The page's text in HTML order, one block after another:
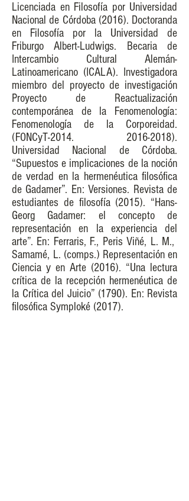
Licenciada en Filosofía por Universidad
Nacional de Córdoba (2016). Doctoranda
en Filosofía por la Universidad de
Friburgo Albert-Ludwigs. Becaria de
Intercambio Cultural Alemán-
Latinoamericano (ICALA). Investigadora
miembro del proyecto de investigación
Proyecto de Reactualización
contemporánea de la Fenomenología:
Fenomenología de la Corporeidad.
(FONCyT-2014. 2016-2018).
Universidad Nacional de Córdoba.
“Supuestos e implicaciones de la noción
de verdad en la hermenéutica filosófica
de Gadamer”. En: Versiones. Revista de
estudiantes de filosofía (2015). “Hans-
Georg Gadamer: el concepto de
representación en la experiencia del
arte”. En: Ferraris, F., Peris Viñé, L. M.,
Samamé, L. (comps.) Representación en
Ciencia y en Arte (2016). “Una lectura
crítica de la recepción hermenéutica de
la Crítica del Juicio” (1790). En: Revista
filosófica Symploké (2017).